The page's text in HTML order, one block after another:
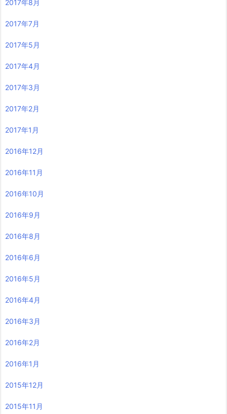
2017年8月
2017年7月
2017年5月
2017年4月
2017年3月
2017年2月
2017年1月
2016年12月
2016年11月
2016年10月
2016年9月
2016年8月
2016年6月
2016年5月
2016年4月
2016年3月
2016年2月
2016年1月
2015年12月
2015年11月